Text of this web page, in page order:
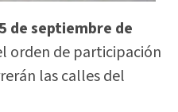
de septiembre de
orden de participación
las calles del